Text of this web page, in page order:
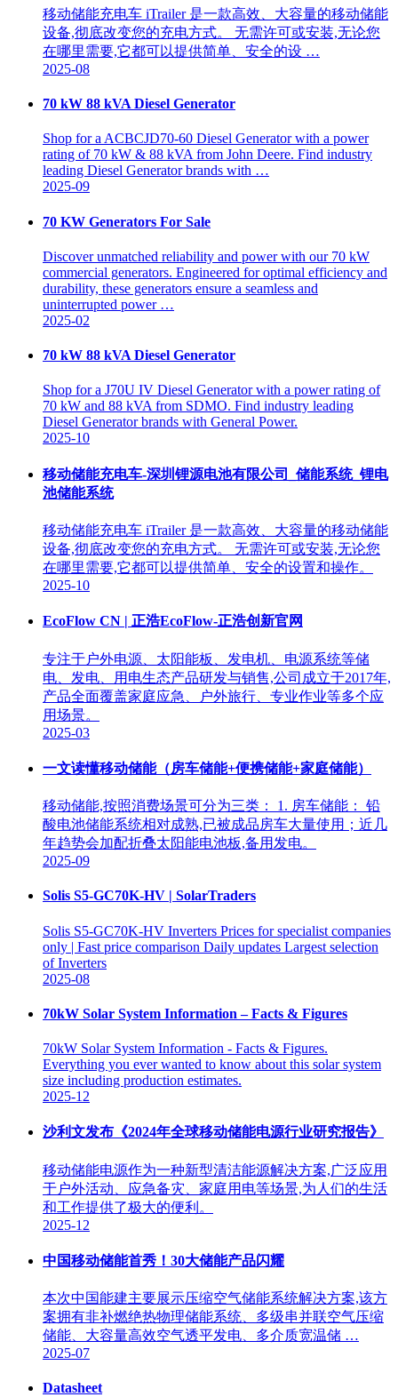
移动储能充电车 iTrailer 是一款高效、大容量的移动储能
设备,彻底改变您的充电方式。 无需许可或安装,无论您
在哪里需要,它都可以提供简单、安全的设 …
2025-08
70 kW 88 kVA Diesel Generator
Shop for a ACBCJD70-60 Diesel Generator with a power
rating of 70 kW & 88 kVA from John Deere. Find industry
leading Diesel Generator brands with …
2025-09
70 KW Generators For Sale
Discover unmatched reliability and power with our 70 kW
commercial generators. Engineered for optimal efficiency and
durability, these generators ensure a seamless and
uninterrupted power …
2025-02
70 kW 88 kVA Diesel Generator
Shop for a J70U IV Diesel Generator with a power rating of
70 kW and 88 kVA from SDMO. Find industry leading
Diesel Generator brands with General Power.
2025-10
移动储能充电车-深圳锂源电池有限公司_储能系统_锂电
池储能系统
移动储能充电车 iTrailer 是一款高效、大容量的移动储能
设备,彻底改变您的充电方式。 无需许可或安装,无论您
在哪里需要,它都可以提供简单、安全的设置和操作。
2025-10
EcoFlow CN | 正浩EcoFlow-正浩创新官网
专注于户外电源、太阳能板、发电机、电源系统等储
电、发电、用电生态产品研发与销售,公司成立于2017年,
产品全面覆盖家庭应急、户外旅行、专业作业等多个应
用场景。
2025-03
一文读懂移动储能（房车储能+便携储能+家庭储能）
移动储能,按照消费场景可分为三类： 1. 房车储能： 铅
酸电池储能系统相对成熟,已被成品房车大量使用；近几
年趋势会加配折叠太阳能电池板,备用发电。
2025-09
Solis S5-GC70K-HV | SolarTraders
Solis S5-GC70K-HV Inverters Prices for specialist companies
only | Fast price comparison Daily updates Largest selection
of Inverters
2025-08
70kW Solar System Information – Facts & Figures
70kW Solar System Information - Facts & Figures.
Everything you ever wanted to know about this solar system
size including production estimates.
2025-12
沙利文发布《2024年全球移动储能电源行业研究报告》
移动储能电源作为一种新型清洁能源解决方案,广泛应用
于户外活动、应急备灾、家庭用电等场景,为人们的生活
和工作提供了极大的便利。
2025-12
中国移动储能首秀！30大储能产品闪耀
本次中国能建主要展示压缩空气储能系统解决方案,该方
案拥有非补燃绝热物理储能系统、多级串并联空气压缩
储能、大容量高效空气透平发电、多介质宽温储 …
2025-07
Datasheet